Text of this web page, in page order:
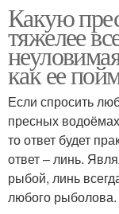
Какую
тяжелее
как ее
Если спросить
пресных
то ответ будет
ответ – линь.
рыбой, линь
любого рыболова.